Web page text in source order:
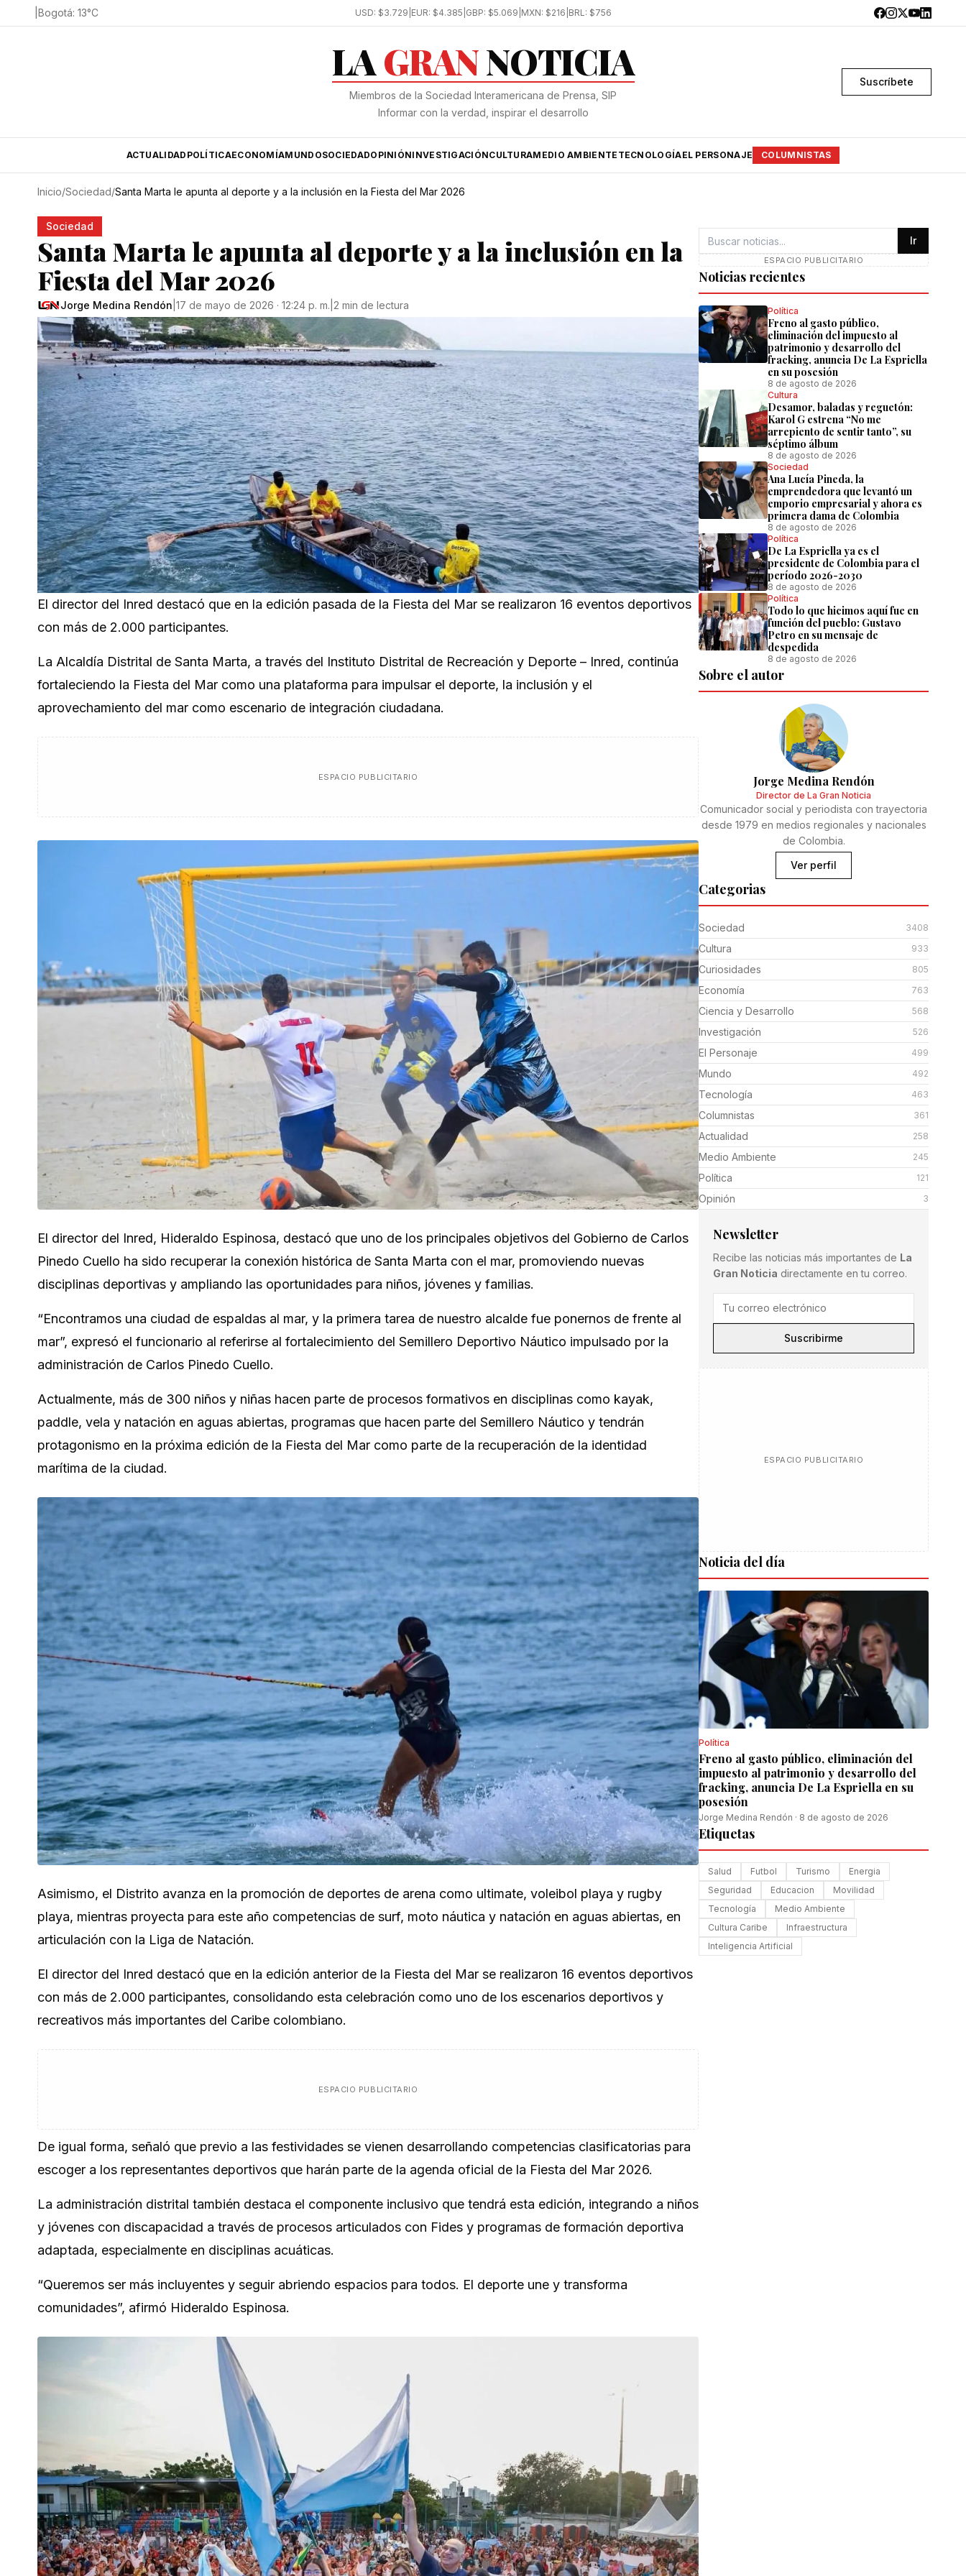
Bogotá: 13°C USD: $3.729 EUR: $4.385 GBP: $5.069 MXN: $216 BRL: $756
LAGRANNOTICIA
Miembros de la Sociedad Interamericana de Prensa, SIP
Informar con la verdad, inspirar el desarrollo
Suscríbete
ACTUALIDAD POLÍTICAECONOMÍAMUNDOSOCIEDADOPINIÓNINVESTIGACIÓNCULTURAMEDIO AMBIENTE TECNOLOGÍAEL PERSONAJE COLUMNISTAS
Inicio/Sociedad/Santa Marta le apunta al deporte y a la inclusión en la Fiesta del Mar 2026
Sociedad
Santa Marta le apunta al deporte y a la inclusión en la
Fiesta del Mar 2026
Jorge Medina Rendón 17 de mayo de 2026 · 12:24 p. m. 2 min de lectura
El director del Inred destacó que en la edición pasada de la Fiesta del Mar se realizaron 16 eventos deportivos
con más de 2.000 participantes.
La Alcaldía Distrital de Santa Marta, a través del Instituto Distrital de Recreación y Deporte – Inred, continúa
fortaleciendo la Fiesta del Mar como una plataforma para impulsar el deporte, la inclusión y el
aprovechamiento del mar como escenario de integración ciudadana.
ESPACIO PUBLICITARIO
El director del Inred, Hideraldo Espinosa, destacó que uno de los principales objetivos del Gobierno de Carlos
Pinedo Cuello ha sido recuperar la conexión histórica de Santa Marta con el mar, promoviendo nuevas
disciplinas deportivas y ampliando las oportunidades para niños, jóvenes y familias.
“Encontramos una ciudad de espaldas al mar, y la primera tarea de nuestro alcalde fue ponernos de frente al
mar”, expresó el funcionario al referirse al fortalecimiento del Semillero Deportivo Náutico impulsado por la
administración de Carlos Pinedo Cuello.
Actualmente, más de 300 niños y niñas hacen parte de procesos formativos en disciplinas como kayak,
paddle, vela y natación en aguas abiertas, programas que hacen parte del Semillero Náutico y tendrán
protagonismo en la próxima edición de la Fiesta del Mar como parte de la recuperación de la identidad
marítima de la ciudad.
Asimismo, el Distrito avanza en la promoción de deportes de arena como ultimate, voleibol playa y rugby
playa, mientras proyecta para este año competencias de surf, moto náutica y natación en aguas abiertas, en
articulación con la Liga de Natación.
El director del Inred destacó que en la edición anterior de la Fiesta del Mar se realizaron 16 eventos deportivos
con más de 2.000 participantes, consolidando esta celebración como uno de los escenarios deportivos y
recreativos más importantes del Caribe colombiano.
ESPACIO PUBLICITARIO
De igual forma, señaló que previo a las festividades se vienen desarrollando competencias clasificatorias para
escoger a los representantes deportivos que harán parte de la agenda oficial de la Fiesta del Mar 2026.
La administración distrital también destaca el componente inclusivo que tendrá esta edición, integrando a niños
y jóvenes con discapacidad a través de procesos articulados con Fides y programas de formación deportiva
adaptada, especialmente en disciplinas acuáticas.
“Queremos ser más incluyentes y seguir abriendo espacios para todos. El deporte une y transforma
comunidades”, afirmó Hideraldo Espinosa.
Ir
ESPACIO PUBLICITARIO
Noticias recientes
Política
Freno al gasto público,
eliminación del impuesto al
patrimonio y desarrollo del
fracking, anuncia De La Espriella
en su posesión
8 de agosto de 2026
Cultura
Desamor, baladas y reguetón:
Karol G estrena “No me
arrepiento de sentir tanto”, su
séptimo álbum
8 de agosto de 2026
Sociedad
Ana Lucía Pineda, la
emprendedora que levantó un
emporio empresarial y ahora es
primera dama de Colombia
8 de agosto de 2026
Política
De La Espriella ya es el
presidente de Colombia para el
período 2026-2030
8 de agosto de 2026
Política
Todo lo que hicimos aquí fue en
función del pueblo: Gustavo
Petro en su mensaje de
despedida
8 de agosto de 2026
Sobre el autor
Jorge Medina Rendón
Director de La Gran Noticia
Comunicador social y periodista con trayectoria
desde 1979 en medios regionales y nacionales
de Colombia.
Ver perfil
Categorias
Sociedad 3408
Cultura 933
Curiosidades 805
Economía 763
Ciencia y Desarrollo 568
Investigación 526
El Personaje 499
Mundo 492
Tecnología 463
Columnistas 361
Actualidad 258
Medio Ambiente 245
Política 121
Opinión 3
Newsletter
Recibe las noticias más importantes de La
Gran Noticia directamente en tu correo.
Suscribirme
ESPACIO PUBLICITARIO
Noticia del día
Política
Freno al gasto público, eliminación del
impuesto al patrimonio y desarrollo del
fracking, anuncia De La Espriella en su
posesión
Jorge Medina Rendón · 8 de agosto de 2026
Etiquetas
Salud Futbol Turismo
Energia
Seguridad
Educacion
Movilidad
Tecnología
Medio Ambiente
Cultura Caribe
Infraestructura
Inteligencia Artificial